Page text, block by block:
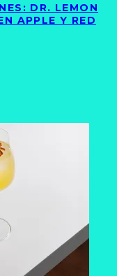
DR. LEMON
APPLE Y RED